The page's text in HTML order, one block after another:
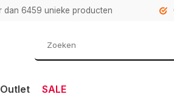
dan 6459 unieke producten
Outlet SALE